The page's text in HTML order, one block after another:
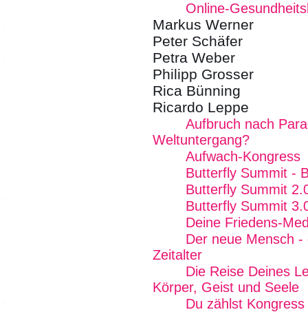
Online-
Markus Werner
Peter Schäfer
Petra Weber
Philipp Grosser
Rica Bünning
Ricardo Leppe
Aufbruch nach
Weltuntergang?
Aufwach-Kongress
Butterfly Summit -
Butterfly Summit
Butterfly Summit
Deine Friedens-
Der neue Mensch
Zeitalter
Die Reise Deines
Körper, Geist und Seele
Du zählst Kongress